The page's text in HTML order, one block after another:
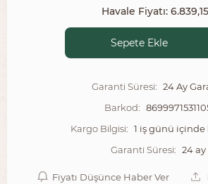
Havale Fiyatı:
Sepete Ekle
Garanti Süresi: 24 Ay
Barkod:
Kargo Bilgisi: 1 iş günü
Garanti Süresi: 24 ay
Fiyatı Düşünce Haber Ver